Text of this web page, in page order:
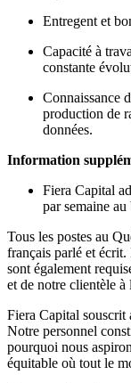
Entregent et
Capacité à
constante
Connaissance
production de
données.
Information
Fiera Capital
par semaine au
Tous les postes au
français parlé et
sont également
et de notre clientèle à
Fiera Capital souscrit
Notre personnel
pourquoi nous
équitable où tout le